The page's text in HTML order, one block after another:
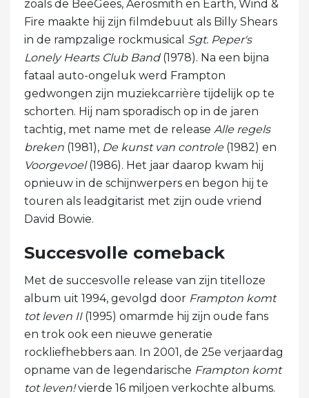
zoals de BeeGees, Aerosmith en Earth, Wind &
Fire maakte hij zijn filmdebuut als Billy Shears
in de rampzalige rockmusical Sgt. Peper's
Lonely Hearts Club Band(1978). Na een bijna
fataal auto-ongeluk werd Frampton
gedwongen zijn muziekcarrière tijdelijk op te
schorten. Hij nam sporadisch op in de jaren
tachtig, met name met de release Alle regels
breken (1981), De kunst van controle(1982) en
Voorgevoel(1986). Het jaar daarop kwam hij
opnieuw in de schijnwerpers en begon hij te
touren als leadgitarist met zijn oude vriend
David Bowie.
Succesvolle comeback
Met de succesvolle release van zijn titelloze
album uit 1994, gevolgd door Frampton komt
tot leven II(1995) omarmde hij zijn oude fans
en trok ook een nieuwe generatie
rockliefhebbers aan. In 2001, de 25e verjaardag
opname van de legendarische Frampton komt
tot leven!vierde 16 miljoen verkochte albums.